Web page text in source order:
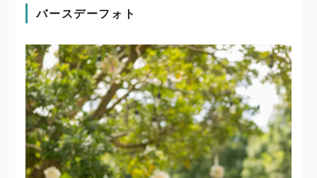
バースデーフォト